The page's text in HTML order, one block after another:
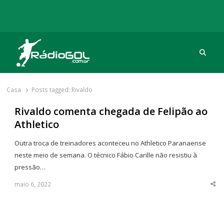
Rádio Gol
Há mais de 20 anos com as melhores coberturas
Casa Posts tagged: Rivaldo
Rivaldo comenta chegada de Felipão ao
Athletico
Outra troca de treinadores aconteceu no Athletico Paranaense
neste meio de semana. O técnico Fábio Carille não resistiu à
pressão…
maio 6, 2022